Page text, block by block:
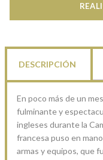
DESCRIPCIÓN
En poco más de un
fulminante y
ingleses durante la
francesa puso en
armas y equipos, que